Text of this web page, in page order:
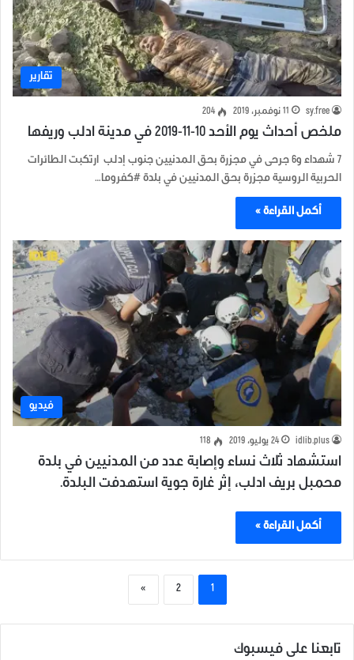
تقارير
sy.free 11 نوفمبر، 2019 204
ملخص أحداث يوم الأحد 10-11-2019 في مدينة ادلب وريفها
7 شهداء و6 جرحى في مجزرة بحق المدنيين جنوب إدلب ارتكبت الطائرات
الحربية الروسية مجزرة بحق المدنيين في بلدة #كفروما…
أكمل القراءة »
فيديو
idlib.plus 24 يوليو، 2019 118
استشهاد ثلاث نساء وإصابة عدد من المدنيين في بلدة
محمبل بريف ادلب، إثر غارة جوية استهدفت البلدة.
أكمل القراءة »
1
2
»
تابعنا على فيسبوك